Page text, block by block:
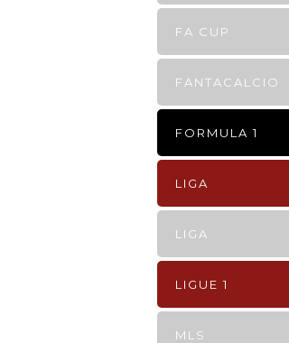
FA CUP
FANTACALCIO
FORMULA 1
LIGA
LIGA
LIGUE 1
MLS